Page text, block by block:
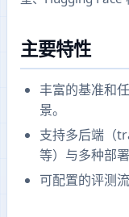
主要特性
丰富的基准和
景。
支持多后端（
等）与多种部署
可配置的评测